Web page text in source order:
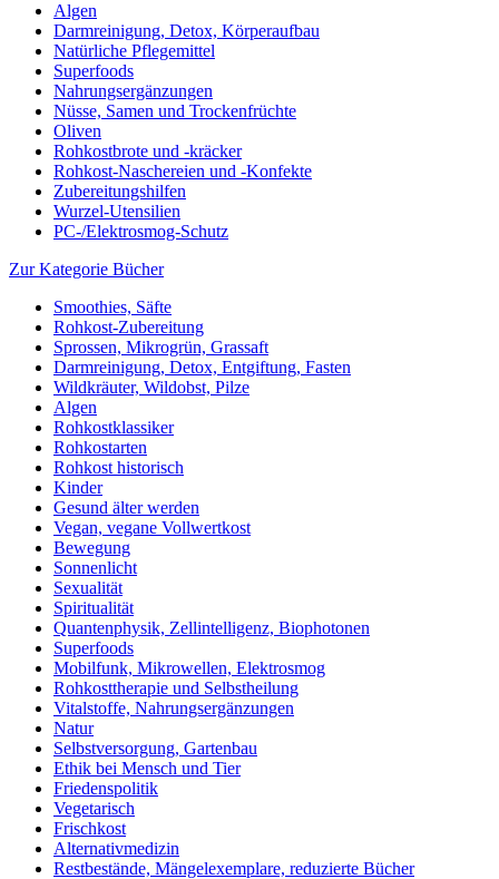
Algen
Darmreinigung, Detox, Körperaufbau
Natürliche Pflegemittel
Superfoods
Nahrungsergänzungen
Nüsse, Samen und Trockenfrüchte
Oliven
Rohkostbrote und -kräcker
Rohkost-Naschereien und -Konfekte
Zubereitungshilfen
Wurzel-Utensilien
PC-/Elektrosmog-Schutz
Zur Kategorie Bücher
Smoothies, Säfte
Rohkost-Zubereitung
Sprossen, Mikrogrün, Grassaft
Darmreinigung, Detox, Entgiftung, Fasten
Wildkräuter, Wildobst, Pilze
Algen
Rohkostklassiker
Rohkostarten
Rohkost historisch
Kinder
Gesund älter werden
Vegan, vegane Vollwertkost
Bewegung
Sonnenlicht
Sexualität
Spiritualität
Quantenphysik, Zellintelligenz, Biophotonen
Superfoods
Mobilfunk, Mikrowellen, Elektrosmog
Rohkosttherapie und Selbstheilung
Vitalstoffe, Nahrungsergänzungen
Natur
Selbstversorgung, Gartenbau
Ethik bei Mensch und Tier
Friedenspolitik
Vegetarisch
Frischkost
Alternativmedizin
Restbestände, Mängelexemplare, reduzierte Bücher